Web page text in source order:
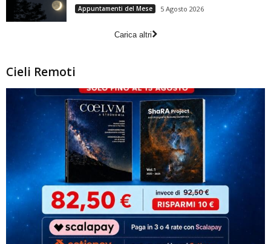
Appuntamenti del Mese 5 Agosto 2026
Carica altri
Cieli Remoti